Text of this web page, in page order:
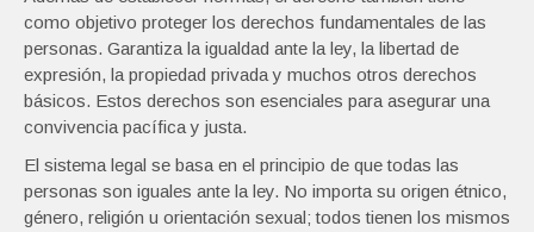
como objetivo proteger los derechos fundamentales de las
personas. Garantiza la igualdad ante la ley, la libertad de
expresión, la propiedad privada y muchos otros derechos
básicos. Estos derechos son esenciales para asegurar una
convivencia pacífica y justa.
El sistema legal se basa en el principio de que todas las
personas son iguales ante la ley. No importa su origen étnico,
género, religión u orientación sexual; todos tienen los mismos